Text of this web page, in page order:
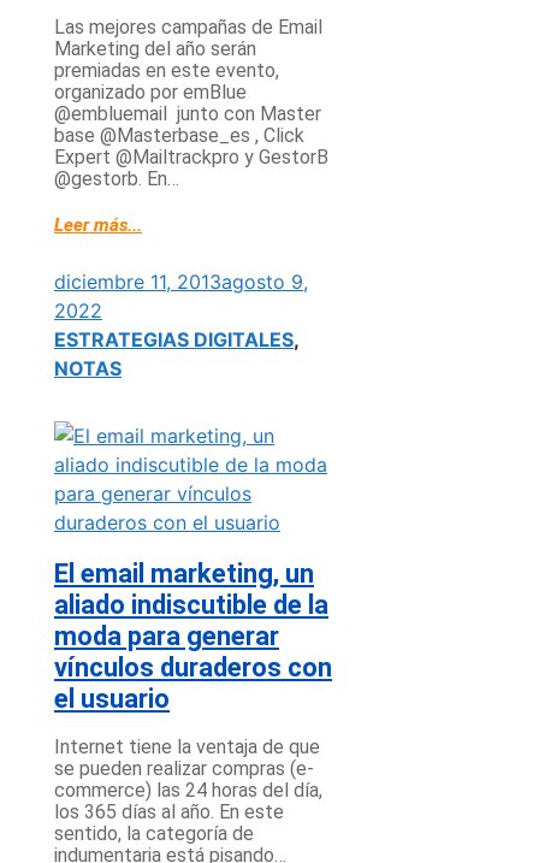
Las mejores campañas de Email
Marketing del año serán
premiadas en este evento,
organizado por emBlue
@embluemail junto con Master
base @Masterbase_es , Click
Expert @Mailtrackpro y GestorB
@gestorb. En…
Leer más...
diciembre 11, 2013agosto 9,
2022
ESTRATEGIAS DIGITALES,
NOTAS
El email marketing, un
aliado indiscutible de la
moda para generar
vínculos duraderos con
el usuario
Internet tiene la ventaja de que
se pueden realizar compras (e-
commerce) las 24 horas del día,
los 365 días al año. En este
sentido, la categoría de
indumentaria está pisando…